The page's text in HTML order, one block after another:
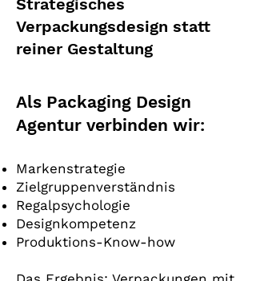
Strategisches
Verpackungsdesign statt
reiner Gestaltung
Als Packaging Design
Agentur verbinden wir:
Markenstrategie
Zielgruppenverständnis
Regalpsychologie
Designkompetenz
Produktions-Know-how